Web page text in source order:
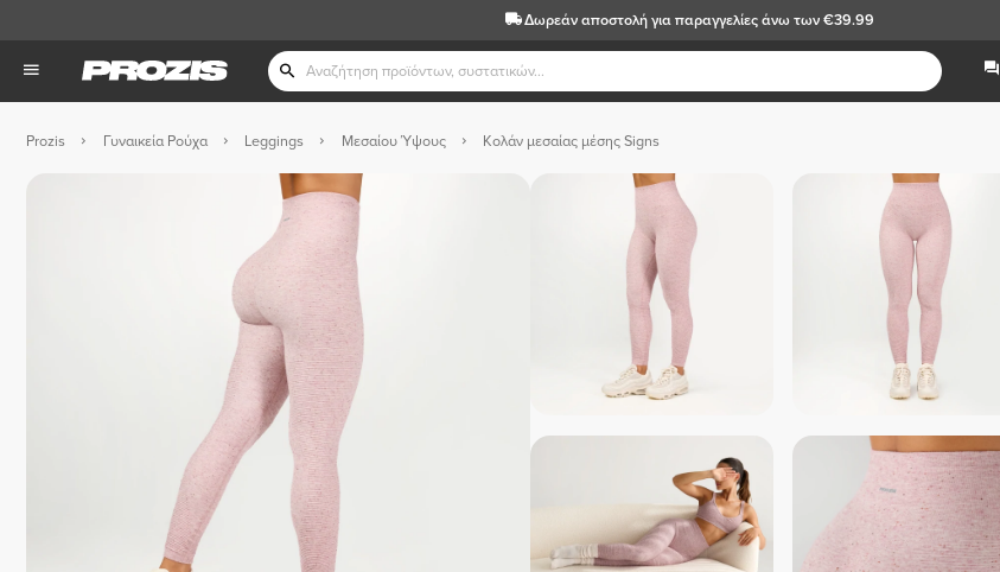
Δωρεάν αποστολήγια παραγγελίες άνω των €39.99
Prozis Γυναικεία Ρούχα Leggings Μεσαίου Ύψους Κολάν μεσαίας μέσης Signs